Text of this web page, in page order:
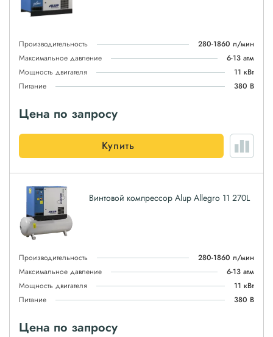
Производительность
280-1860 л/мин
Максимальное давление
6-13 атм
Мощность двигателя
11 кВт
Питание
380 В
Цена по запросу
Купить
Винтовой компрессор Alup Allegro 11 270L
Производительность
280-1860 л/мин
Максимальное давление
6-13 атм
Мощность двигателя
11 кВт
Питание
380 В
Цена по запросу